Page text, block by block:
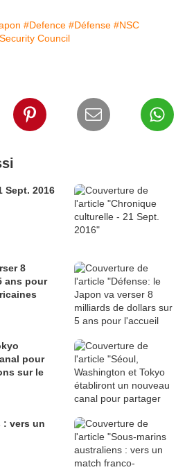
#Defence #Défense #NSC
Council
Sept. 2016
8
ans pour
pour
sur le
: vers un